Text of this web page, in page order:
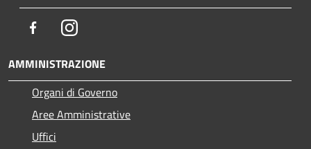
FacebookInstagram
AMMINISTRAZIONE
Organi di Governo
Aree Amministrative
Uffici